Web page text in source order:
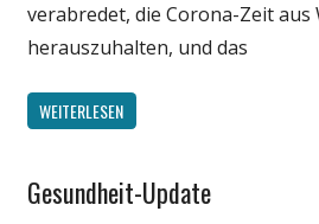
verabredet, die Corona-Zeit aus
herauszuhalten, und das
WEITERLESEN
Gesellschaft
Gesundheit-Update